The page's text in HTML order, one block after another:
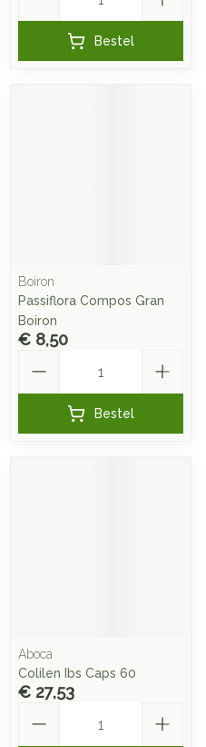
Bestel
Boiron
Passiflora Compos Gran
Boiron
€ 8,50
Bestel
Aboca
Colilen Ibs Caps 60
€ 27,53